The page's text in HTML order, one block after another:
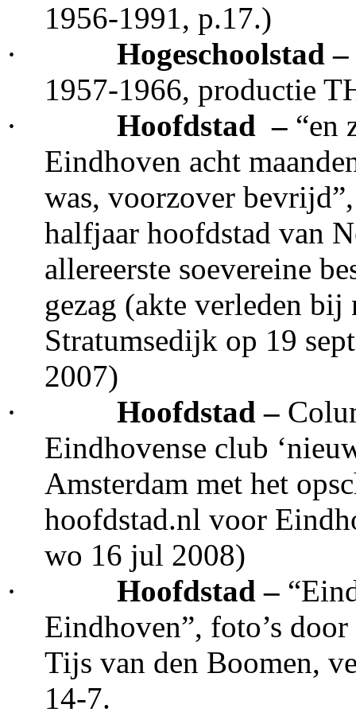
1956-1991, p.17.)
·
Hogeschoolstad –
1957-1966, productie
·
Hoofdstad ­ – “en
Eindhoven acht
was, voorzover
halfjaar hoofdstad van
allereerste soevereine
gezag (akte verleden bij
Stratumsedijk op 19
2007)
·
Hoofdstad –
Eindhovense club
Amsterdam met het
hoofdstad.nl voor
wo 16 jul 2008)
·
Hoofdstad –
Eindhoven”, foto’s
Tijs van den Boomen,
14-7.